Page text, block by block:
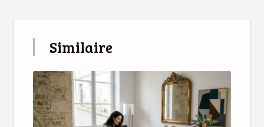
Similaire